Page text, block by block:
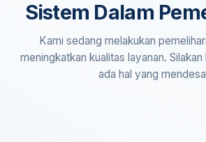
Sistem Dalam
Kami sedang melakukan
meningkatkan kualitas layanan.
ada hal yang